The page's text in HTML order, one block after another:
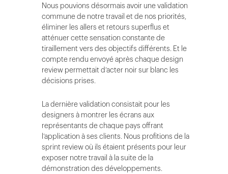
Nous pouvions désormais avoir une validation
commune de notre travail et de nos priorités,
éliminer les allers et retours superflus et
atténuer cette sensation constante de
tiraillement vers des objectifs différents. Et le
compte rendu envoyé après chaque design
review permettait d’acter noir sur blanc les
décisions prises.
La dernière validation consistait pour les
designers à montrer les écrans aux
représentants de chaque pays offrant
l’application à ses clients. Nous profitions de la
sprint review où ils étaient présents pour leur
exposer notre travail à la suite de la
démonstration des développements.